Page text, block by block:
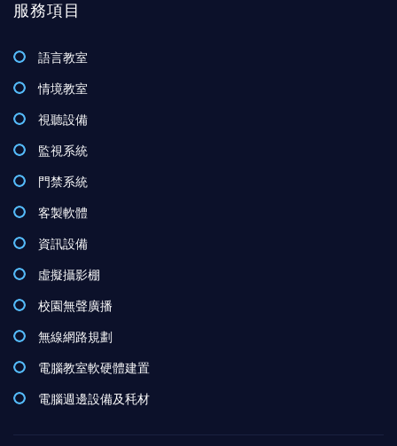
服務項目
語言教室
情境教室
視聽設備
監視系統
門禁系統
客製軟體
資訊設備
虛擬攝影棚
校園無聲廣播
無線網路規劃
電腦教室軟硬體建置
電腦週邊設備及秏材